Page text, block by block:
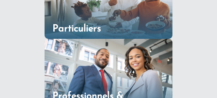
Particuliers